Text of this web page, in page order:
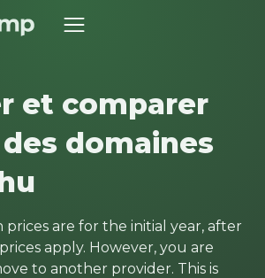
et comparer
domaines
prices are for the initial year, after
apply. However, you are
to another provider. This is